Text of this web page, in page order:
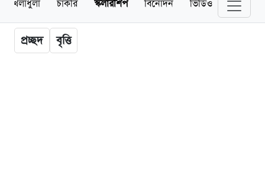
খেলাধুলা চাকরি স্কলারশিপ বিনোদন ভিডিও
প্রচ্ছদ বৃত্তি